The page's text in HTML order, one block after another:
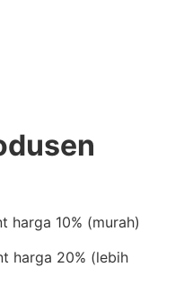
harga 10% (murah)
harga 20% (lebih